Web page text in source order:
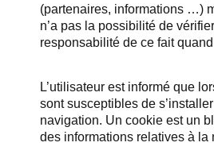
(partenaires, informations …)
n’a pas la possibilité de
responsabilité de ce fait
L’utilisateur est informé que
sont susceptibles de
navigation. Un cookie est un
des informations relatives à